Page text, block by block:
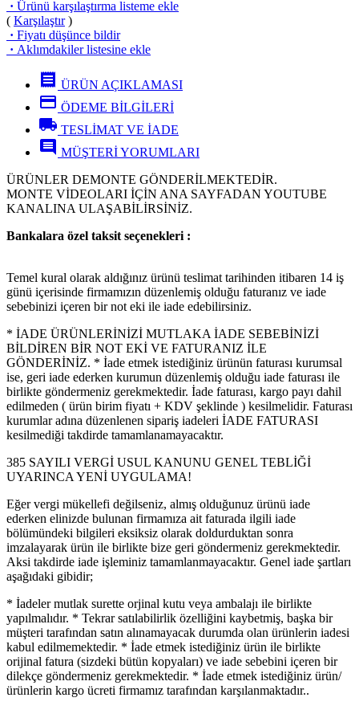
· Ürünü karşılaştırma listeme ekle
( Karşılaştır)
· Fiyatı düşünce bildir
· Aklımdakiler listesine ekle
receipt ÜRÜN AÇIKLAMASI
credit_card ÖDEME BİLGİLERİ
local_shipping TESLİMAT VE İADE
comment MÜŞTERİ YORUMLARI
ÜRÜNLER DEMONTE GÖNDERİLMEKTEDİR.
MONTE VİDEOLARI İÇİN ANA SAYFADAN YOUTUBE
KANALINA ULAŞABİLİRSİNİZ.
Bankalara özel taksit seçenekleri :
Temel kural olarak aldığınız ürünü teslimat tarihinden itibaren 14 iş
günü içerisinde firmamızın düzenlemiş olduğu faturanız ve iade
sebebinizi içeren bir not eki ile iade edebilirsiniz.
* İADE ÜRÜNLERİNİZİ MUTLAKA İADE SEBEBİNİZİ
BİLDİREN BİR NOT EKİ VE FATURANIZ İLE
GÖNDERİNİZ. * İade etmek istediğiniz ürünün faturası kurumsal
ise, geri iade ederken kurumun düzenlemiş olduğu iade faturası ile
birlikte göndermeniz gerekmektedir. İade faturası, kargo payı dahil
edilmeden ( ürün birim fiyatı + KDV şeklinde ) kesilmelidir. Faturası
kurumlar adına düzenlenen sipariş iadeleri İADE FATURASI
kesilmediği takdirde tamamlanamayacaktır.
385 SAYILI VERGİ USUL KANUNU GENEL TEBLİĞİ
UYARINCA YENİ UYGULAMA!
Eğer vergi mükellefi değilseniz, almış olduğunuz ürünü iade
ederken elinizde bulunan firmamıza ait faturada ilgili iade
bölümündeki bilgileri eksiksiz olarak doldurduktan sonra
imzalayarak ürün ile birlikte bize geri göndermeniz gerekmektedir.
Aksi takdirde iade işleminiz tamamlanmayacaktır. Genel iade şartları
aşağıdaki gibidir;
* İadeler mutlak surette orjinal kutu veya ambalajı ile birlikte
yapılmalıdır. * Tekrar satılabilirlik özelliğini kaybetmiş, başka bir
müşteri tarafından satın alınamayacak durumda olan ürünlerin iadesi
kabul edilmemektedir. * İade etmek istediğiniz ürün ile birlikte
orijinal fatura (sizdeki bütün kopyaları) ve iade sebebini içeren bir
dilekçe göndermeniz gerekmektedir. * İade etmek istediğiniz ürün/
ürünlerin kargo ücreti firmamız tarafından karşılanmaktadır..